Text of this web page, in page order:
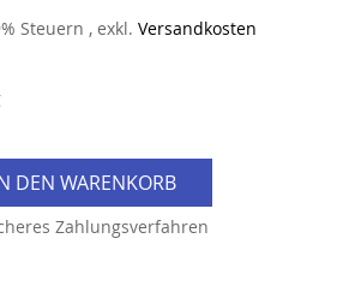
Steuern , exkl. Versandkosten
DEN WARENKORB
Zahlungsverfahren